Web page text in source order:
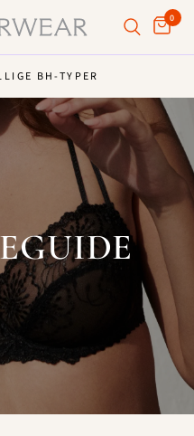
0
BH-TYPER